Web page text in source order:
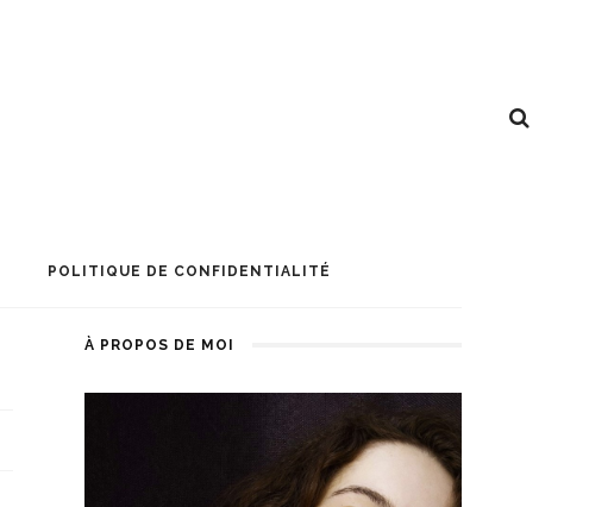
POLITIQUE DE CONFIDENTIALITÉ
À PROPOS DE MOI